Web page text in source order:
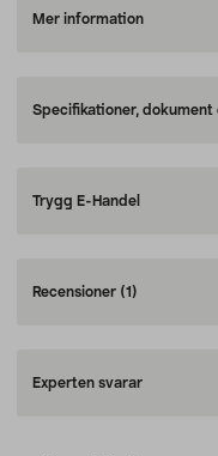
Mer information
Specifikationer,
Trygg E-Handel
Recensioner (1)
Experten svarar